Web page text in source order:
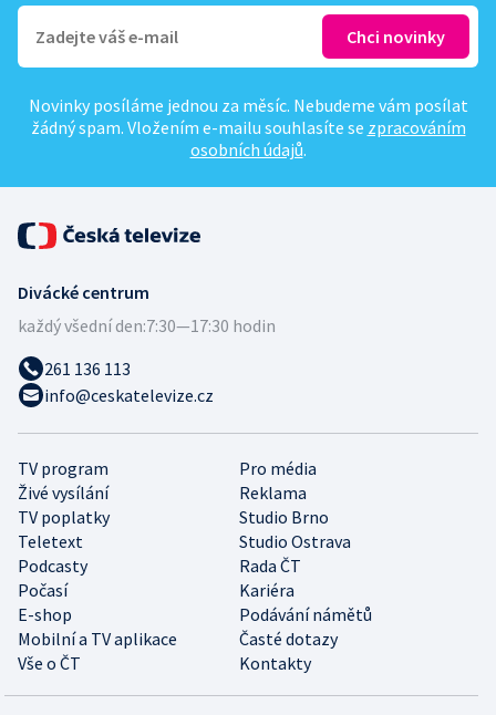
Novinky posíláme jednou za měsíc. Nebudeme vám posílat
žádný spam. Vložením e-mailu souhlasíte se zpracováním
osobních údajů.